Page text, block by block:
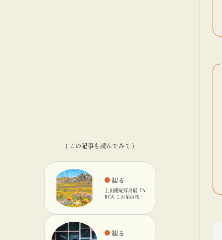
( この記事も読んでみて )
観る
上田優紀写真展「A
RCA この星の物
輪」で開催
観る